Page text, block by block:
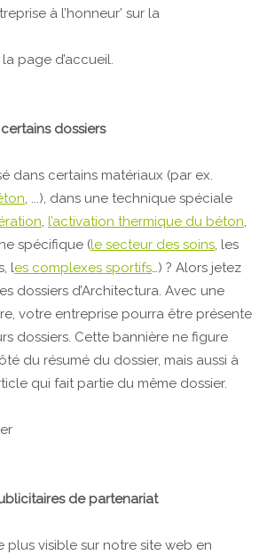
à l’honneur’ sur la
page d’accueil.
dossiers
dans certains matériaux (par ex.
, ...), dans une technique spéciale
, l’activation thermique du béton,
spécifique (le secteur des soins, les
les complexes sportifs…) ? Alors jetez
dossiers d’Architectura. Avec une
votre entreprise pourra être présente
dossiers. Cette bannière ne figure
du résumé du dossier, mais aussi à
qui fait partie du même dossier.
de partenariat
plus visible sur notre site web en